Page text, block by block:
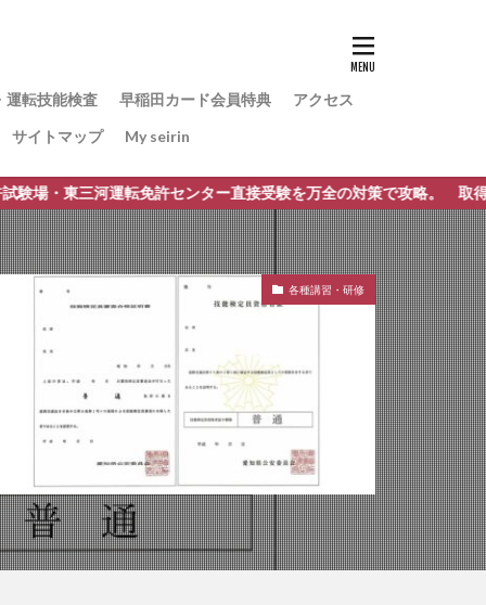
運転技能検査 早稲田カード会員特典
アクセス
サイトマップ
My seirin
転免許センター直接受験を万全の対策で攻略。 取得時講習免除
各種講習・研修